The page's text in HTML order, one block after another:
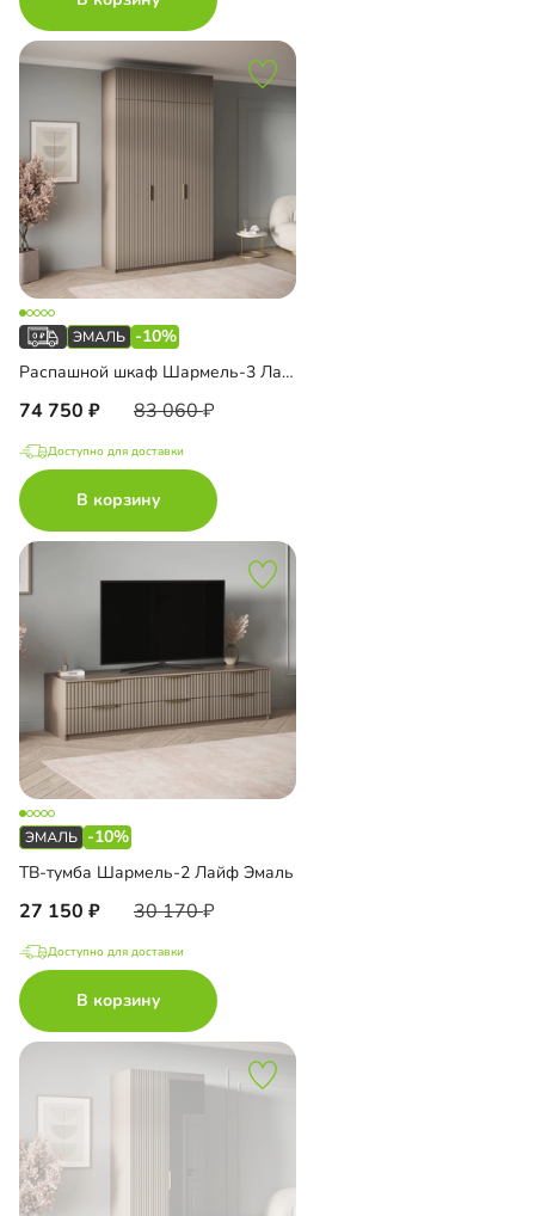
-10%
Распашной шкаф Шармель-3 Лайф Эмаль с антресолью
74 750 83 060
Доступно для доставки
В корзину
-10%
ТВ-тумба Шармель-2 Лайф Эмаль
27 150 30 170
Доступно для доставки
В корзину